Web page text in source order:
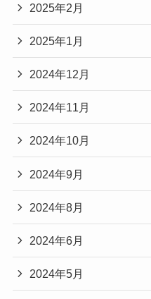
2025年2月
2025年1月
2024年12月
2024年11月
2024年10月
2024年9月
2024年8月
2024年6月
2024年5月